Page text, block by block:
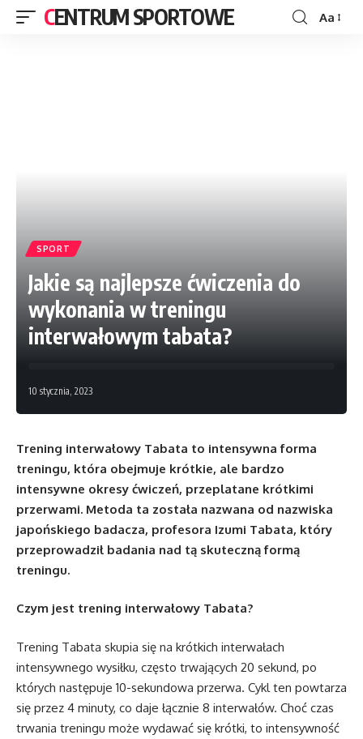
CENTRUM SPORTOWE Aa
SPORT
Jakie są najlepsze ćwiczenia do
wykonania w treningu
interwałowym tabata?
10 stycznia, 2023
Trening interwałowy Tabata to intensywna forma
treningu, która obejmuje krótkie, ale bardzo
intensywne okresy ćwiczeń, przeplatane krótkimi
przerwami. Metoda ta została nazwana od nazwiska
japońskiego badacza, profesora Izumi Tabata, który
przeprowadził badania nad tą skuteczną formą
treningu.
Czym jest trening interwałowy Tabata?
Trening Tabata skupia się na krótkich interwałach
intensywnego wysiłku, często trwających 20 sekund, po
których następuje 10-sekundowa przerwa. Cykl ten powtarza
się przez 4 minuty, co daje łącznie 8 interwałów. Choć czas
trwania treningu może wydawać się krótki, to intensywność